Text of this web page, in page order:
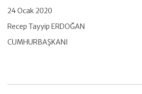
24 Ocak 2020
Recep Tayyip ERDOĞAN
CUMHURBAŞKANI